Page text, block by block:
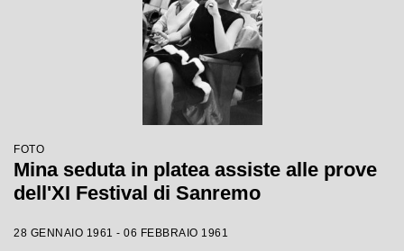
FOTO
Mina seduta in platea assiste alle prove
dell'XI Festival di Sanremo
28 GENNAIO 1961 - 06 FEBBRAIO 1961